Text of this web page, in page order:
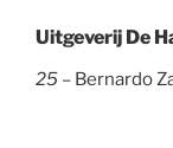
Uitgeverij De
25 – Bernardo